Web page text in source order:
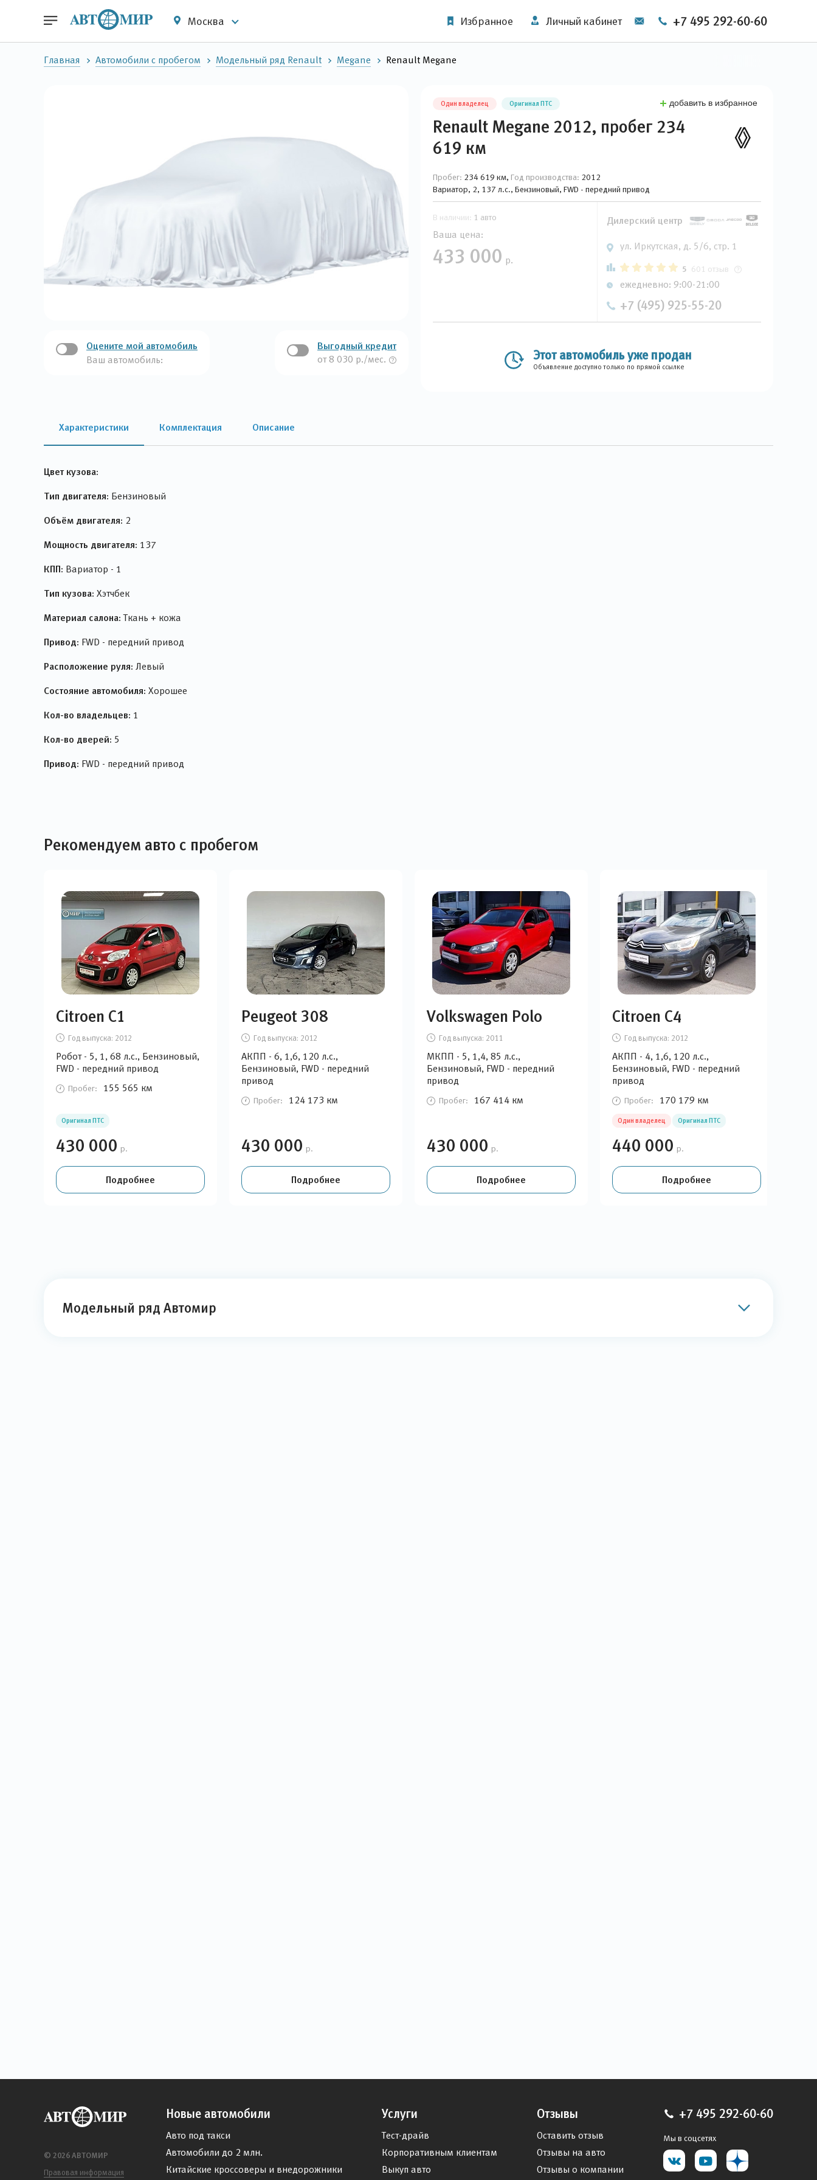
Москва Избранное Личный кабинет +7 495 292-60-60
Главная Автомобили с пробегом Модельный ряд Renault Megane Renault Megane
Оцените мой автомобиль
Ваш автомобиль:
Выгодный кредит
от 8 030 р./мес.
Один владелец Оригинал ПТС добавить в избранное
Renault Megane 2012, пробег 234
619 км
Пробег: 234 619 км, Год производства: 2012
Вариатор, 2, 137 л.с., Бензиновый, FWD - передний привод
В наличии: 1 авто
Ваша цена:
433 000 р.
Дилерский центр
ул. Иркутская, д. 5/6, стр. 1
5 601 отзыв
ежедневно: 9:00-21:00
+7 (495) 925-55-20
Этот автомобиль уже продан
Объявление доступно только по прямой ссылке
Характеристики Комплектация Описание
Цвет кузова:
Тип двигателя: Бензиновый
Объём двигателя: 2
Мощность двигателя: 137
КПП: Вариатор - 1
Тип кузова: Хэтчбек
Материал салона: Ткань + кожа
Привод: FWD - передний привод
Расположение руля: Левый
Состояние автомобиля: Хорошее
Кол-во владельцев: 1
Кол-во дверей: 5
Привод: FWD - передний привод
Рекомендуем авто с пробегом
Citroen C1
Год выпуска: 2012
Робот - 5, 1, 68 л.с., Бензиновый,
FWD - передний привод
Пробег: 155 565 км
Оригинал ПТС
430 000 р.
Подробнее
Peugeot 308
Год выпуска: 2012
АКПП - 6, 1,6, 120 л.с.,
Бензиновый, FWD - передний
привод
Пробег: 124 173 км
430 000 р.
Подробнее
Volkswagen Polo
Год выпуска: 2011
МКПП - 5, 1,4, 85 л.с.,
Бензиновый, FWD - передний
привод
Пробег: 167 414 км
430 000 р.
Подробнее
Citroen C4
Год выпуска: 2012
АКПП - 4, 1,6, 120 л.с.,
Бензиновый, FWD - передний
привод
Пробег: 170 179 км
Один владелец Оригинал ПТС
440 000 р.
Подробнее
Модельный ряд Автомир
© 2026 АВТОМИР
Правовая информация
Новые автомобили
Авто под такси
Автомобили до 2 млн.
Китайские кроссоверы и внедорожники
Услуги
Тест-драйв
Корпоративным клиентам
Выкуп авто
Отзывы
Оставить отзыв
Отзывы на авто
Отзывы о компании
+7 495 292-60-60
Мы в соцсетях